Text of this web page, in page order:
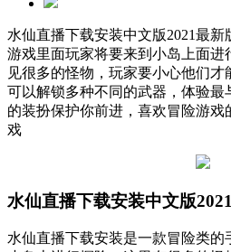
水仙直播下载安装中文版2021最新
游戏里面玩家将要来到小岛上面进
见很多的怪物，玩家要小心他们
可以解锁多种不同的武器，体验最
的装扮保护你前进，喜欢冒险游
戏
水仙直播下载安装中文版
水仙直播下载安装是一款冒险类